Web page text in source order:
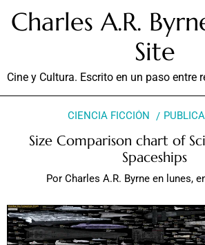
Charles A.R.
Site
Cine y Cultura. Escrito en un paso entre
CIENCIA FICCIÓN
Size Comparison chart of
Spaceships
Por Charles A.R. Byrne en lunes,